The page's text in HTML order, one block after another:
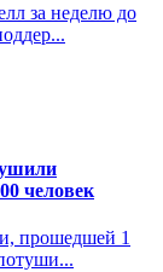
за неделю до
человек
прошедшей 1